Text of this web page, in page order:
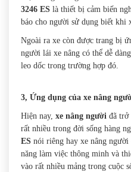
3246 ES là thiết bị cảm biến
báo cho người sử dụng biết khi
Ngoài ra xe còn được trang bị
người lái xe nâng có thể dễ
leo dốc trong trường hợp đó.
3, Ứng dụng của xe nâng
Hiện nay, xe nâng người đã trở
rất nhiều trong đời sống hàng
ES nói riêng hay xe nâng
năng làm việc thông minh và
vào rất nhiều mảng trong cuộc